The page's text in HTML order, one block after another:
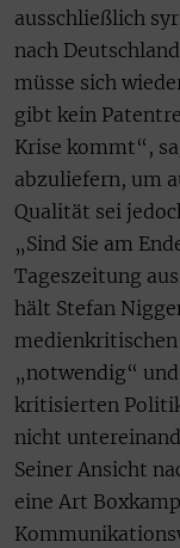
ausschließlich
nach
müsse sich
gibt kein
Krise kommt“,
abzuliefern, um
Qualität sei
„Sind Sie am
Tageszeitung
hält Stefan
„notwendig“
kritisierten
nicht
Seiner Ansicht
eine Art